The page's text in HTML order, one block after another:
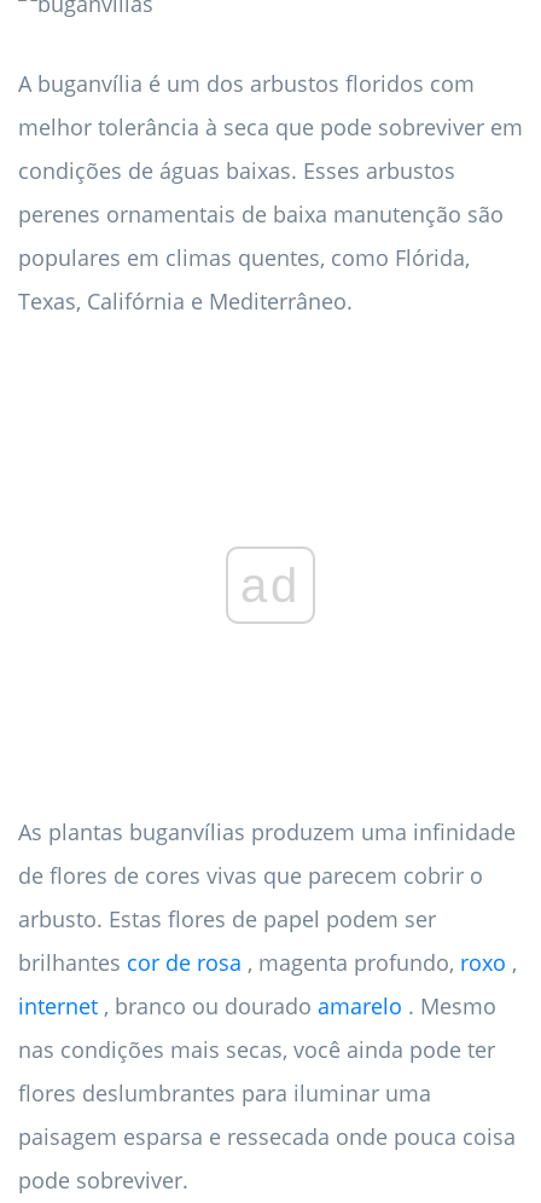
A buganvília é um dos arbustos floridos com
melhor tolerância à seca que pode sobreviver em
condições de águas baixas. Esses arbustos
perenes ornamentais de baixa manutenção são
populares em climas quentes, como Flórida,
Texas, Califórnia e Mediterrâneo.
ad
As plantas buganvílias produzem uma infinidade
de flores de cores vivas que parecem cobrir o
arbusto. Estas flores de papel podem ser
brilhantes cor de rosa , magenta profundo, roxo ,
internet , branco ou dourado amarelo . Mesmo
nas condições mais secas, você ainda pode ter
flores deslumbrantes para iluminar uma
paisagem esparsa e ressecada onde pouca coisa
pode sobreviver.